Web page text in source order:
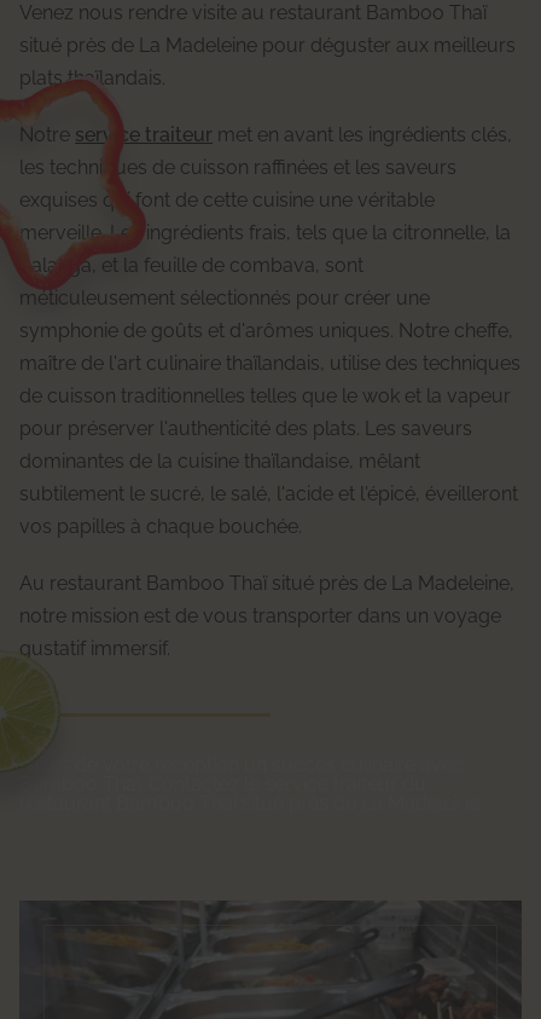
Venez nous rendre visite au restaurant Bamboo Thaï
situé près de La Madeleine pour déguster aux meilleurs
plats thaïlandais.
Notre service traiteur met en avant les ingrédients clés,
les techniques de cuisson raffinées et les saveurs
exquises qui font de cette cuisine une véritable
merveille. Les ingrédients frais, tels que la citronnelle, la
galanga, et la feuille de combava, sont
méticuleusement sélectionnés pour créer une
symphonie de goûts et d'arômes uniques. Notre cheffe,
maître de l'art culinaire thaïlandais, utilise des techniques
de cuisson traditionnelles telles que le wok et la vapeur
pour préserver l'authenticité des plats. Les saveurs
dominantes de la cuisine thaïlandaise, mêlant
subtilement le sucré, le salé, l'acide et l'épicé, éveilleront
vos papilles à chaque bouchée.
Au restaurant Bamboo Thaï situé près de La Madeleine,
notre mission est de vous transporter dans un voyage
gustatif immersif.
Faites de votre réception un succès culinaire avec